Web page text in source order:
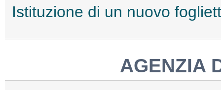
Istituzione di un nuovo
AGENZIA